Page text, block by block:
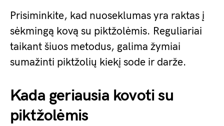
Prisiminkite, kad nuoseklumas yra raktas į
sėkmingą kovą su piktžolėmis. Reguliariai
taikant šiuos metodus, galima žymiai
sumažinti piktžolių kiekį sode ir darže.
Kada geriausia kovoti su
piktžolėmis